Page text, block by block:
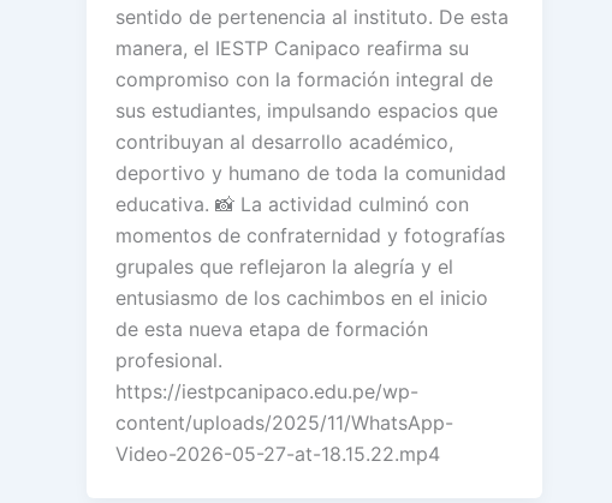
sentido de pertenencia al instituto. De esta
manera, el IESTP Canipaco reafirma su
compromiso con la formación integral de
sus estudiantes, impulsando espacios que
contribuyan al desarrollo académico,
deportivo y humano de toda la comunidad
educativa. 📸 La actividad culminó con
momentos de confraternidad y fotografías
grupales que reflejaron la alegría y el
entusiasmo de los cachimbos en el inicio
de esta nueva etapa de formación
profesional.
https://iestpcanipaco.edu.pe/wp-
content/uploads/2025/11/WhatsApp-
Video-2026-05-27-at-18.15.22.mp4